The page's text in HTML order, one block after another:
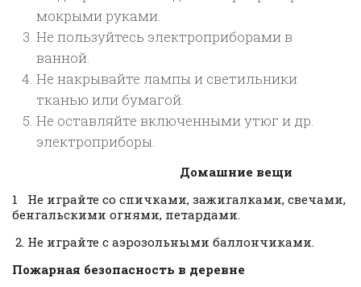
мокрыми руками.
Не пользуйтесь электроприборами в
ванной.
Не накрывайте лампы и светильники
тканью или бумагой.
Не оставляйте включенными утюг и др.
электроприборы.
Домашние вещи
1 Не играйте со спичками, зажигалками, свечами,
бенгальскими огнями, петардами.
2. Не играйте с аэрозольными баллончиками.
Пожарная безопасность в деревне